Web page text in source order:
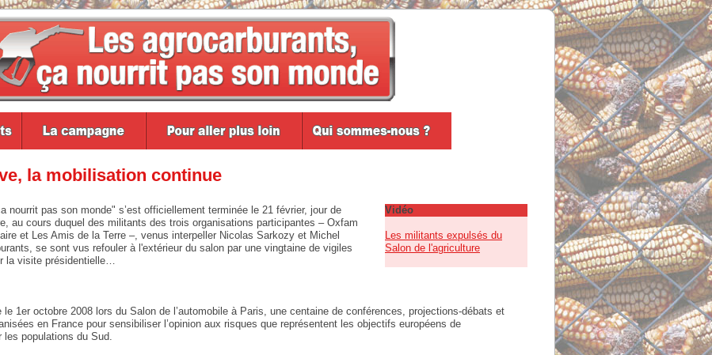
la mobilisation continue
Vidéo
Les militants expulsés du
Salon de l'agriculture
nourrit pas son monde" s’est officiellement terminée le 21 février, jour de
au cours duquel des militants des trois organisations participantes – Oxfam
et Les Amis de la Terre –, venus interpeller Nicolas Sarkozy et Michel
se sont vus refouler à l'extérieur du salon par une vingtaine de vigiles
la visite présidentielle…
1er octobre 2008 lors du Salon de l’automobile à Paris, une centaine de conférences, projections-débats et
en France pour sensibiliser l’opinion aux risques que représentent les objectifs européens de
les populations du Sud.